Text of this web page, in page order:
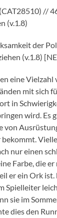
//
(v.1.8)
der
(v.1.8)
eine Vielzahl
mit sich
in
wird. Es
von
bekommt.
nur einen
Farbe, die
er ein Ork ist.
Spielleiter
sie im
dies den